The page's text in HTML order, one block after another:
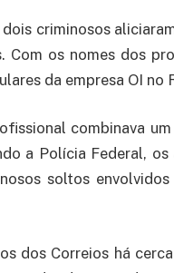
criminosos
Com os nomes dos
da empresa OI no
combinava
a Polícia Federal,
soltos
dos Correios há